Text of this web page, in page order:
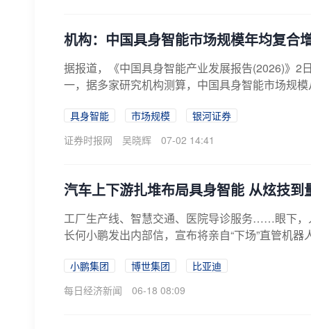
机构：中国具身智能市场规模年均复合
据报道，《中国具身智能产业发展报告(2026)》2
一，据多家研究机构测算，中国具身智能市场规
具身智能 市场规模
银河证券
证券时报网
吴晓辉 07-02 14:41
汽车上下游扎堆布局具身智能 从炫技到
工厂生产线、智慧交通、医院导诊服务……眼下，
长何小鹏发出内部信，宣布将亲自“下场”直管机
小鹏集团 博世集团
比亚迪
每日经济新闻
06-18 08:09